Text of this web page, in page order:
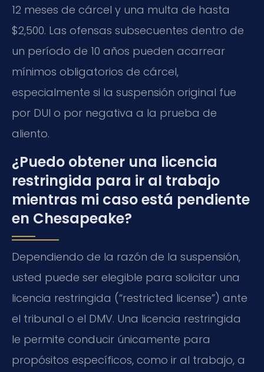
12 meses de cárcel y una multa de hasta
$2,500. Las ofensas subsecuentes dentro de
un período de 10 años pueden acarrear
mínimos obligatorios de cárcel,
especialmente si la suspensión original fue
por DUI o por negativa a la prueba de
aliento.
¿Puedo obtener una licencia
restringida para ir al trabajo
mientras mi caso está pendiente
en Chesapeake?
Dependiendo de la razón de la suspensión,
usted puede ser elegible para solicitar una
licencia restringida (“restricted license”) ante
el tribunal o el DMV. Una licencia restringida
le permite conducir únicamente para
propósitos específicos, como ir al trabajo, a